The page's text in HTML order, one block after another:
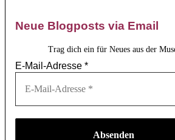
Neue Blogposts via Email
Trag dich ein für Neues aus der
E-Mail-Adresse *